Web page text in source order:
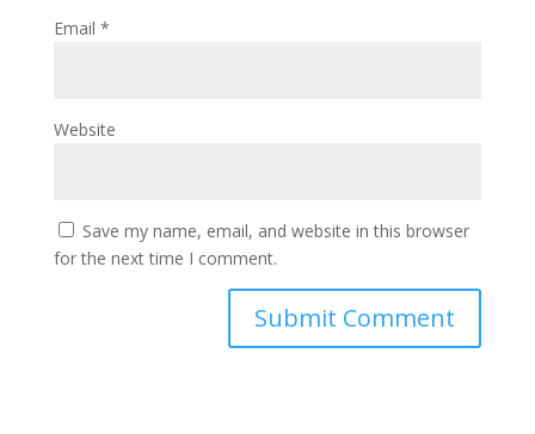
Email *
Website
Save my name, email, and website in this browser
for the next time I comment.